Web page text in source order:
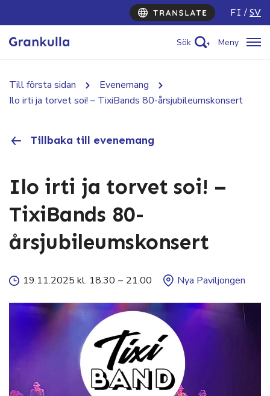
FI SV
Sök Meny
Till första sidan
Evenemang
Ilo irti ja torvet soi! – TixiBands 80-årsjubileumskonsert
Tillbaka till evenemang
Ilo irti ja torvet soi! –
TixiBands 80-
årsjubileumskonsert
19.11.2025 kl. 18.30 – 21.00 Nya Paviljongen